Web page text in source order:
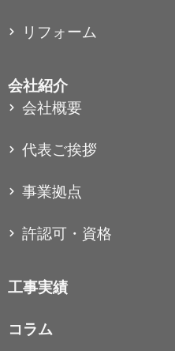
リフォーム
会社紹介
会社概要
代表ご挨拶
事業拠点
許認可・資格
工事実績
コラム